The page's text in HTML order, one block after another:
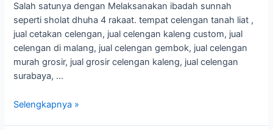
Salah satunya dengan Melaksanakan ibadah sunnah
seperti sholat dhuha 4 rakaat. tempat celengan tanah liat ,
jual cetakan celengan, jual celengan kaleng custom, jual
celengan di malang, jual celengan gembok, jual celengan
murah grosir, jual grosir celengan kaleng, jual celengan
surabaya, …
Selengkapnya »